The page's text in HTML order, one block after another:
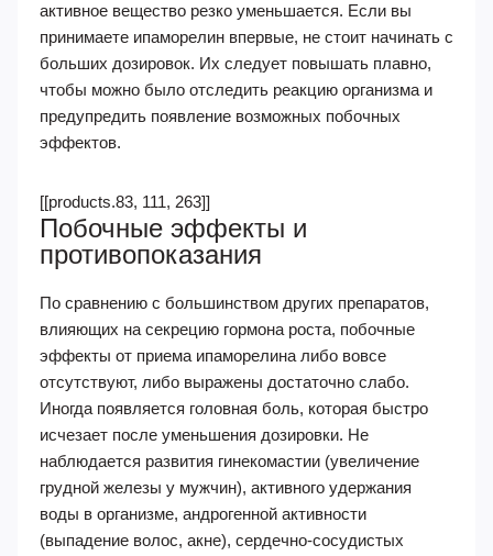
активное вещество резко уменьшается. Если вы
принимаете ипаморелин впервые, не стоит начинать с
больших дозировок. Их следует повышать плавно,
чтобы можно было отследить реакцию организма и
предупредить появление возможных побочных
эффектов.
[[products.83, 111, 263]]
Побочные эффекты и
противопоказания
По сравнению с большинством других препаратов,
влияющих на секрецию гормона роста, побочные
эффекты от приема ипаморелина либо вовсе
отсутствуют, либо выражены достаточно слабо.
Иногда появляется головная боль, которая быстро
исчезает после уменьшения дозировки. Не
наблюдается развития гинекомастии (увеличение
грудной железы у мужчин), активного удержания
воды в организме, андрогенной активности
(выпадение волос, акне), сердечно-сосудистых